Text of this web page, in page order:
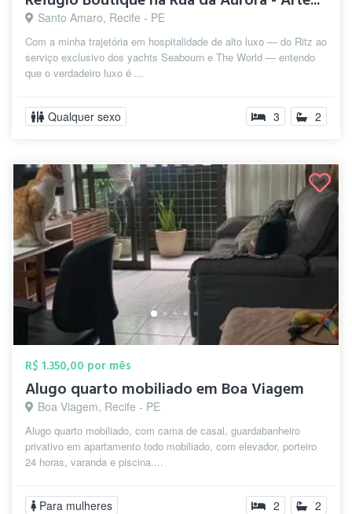
Santo Amaro, Recife - PE
Com a minha trajetória em hospitalidade de alto luxo — do Ritz ao
serviço exclusivo dos yachts Seabourn e The World — entendo
que o verdadeiro luxo é ...
Qualquer sexo 3 2
R$ 1.350,00 por mês
Alugo quarto mobiliado em Boa Viagem
Boa Viagem, Recife - PE
Alugo quarto mobiliado, com cama de casal, guardabanheiro
privativo em apartamento todo mobiliado, com elevador, porteiro
24 horas, varanda e piscina....
Para mulheres 2 2